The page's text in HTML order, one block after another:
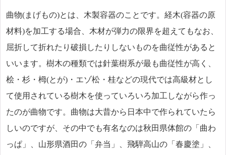
曲物(まげもの)とは、木製容器のことです。経木(容器の原
材料)を加工する場合、木材が弾力の限界を超えてもなお、
屈折して折れたり破損したりしないものを曲従性があると
いいます。樹木の種類では針葉樹系が最も曲従性が高く、
桧・杉・栂(とが)・エゾ松・桂などの現代では高級材とし
て使用されている樹木を使っていろいろ加工しながら作っ
たのが曲物です。曲物は大昔から日本中で作られていたら
しいのですが、その中でも有名なのは秋田県体館の「曲わ
っぱ」、山形県酒田の「弁当」、飛騨高山の「春慶塗」、